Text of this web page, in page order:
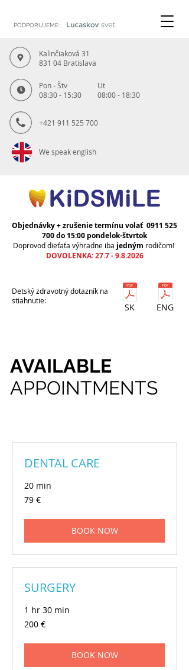
Kalinčiaková 31
831 04 Bratislava
Pon - Štv
08:30 - 15:30
We speak english
+421 911 525 700
Ut
08:00 - 18:30
Objednávky + zrušenie termínu volať 0911 525
700do 15:00 pondelok-štvrtok
Doprovod dieťaťa výhradne iba jedným rodičom!
DOVOLENKA:27.7 - 9.8.2026
SK
Detský zdravotný dotazník na
stiahnutie:
PODPORUJEME:
ENG
AVAILABLE
APPOINTMENTS
DENTAL CARE
20 min
79
eur
79 €
BOOK NOW
SURGERY
1 hr 30 min
200
eur
200 €
BOOK NOW